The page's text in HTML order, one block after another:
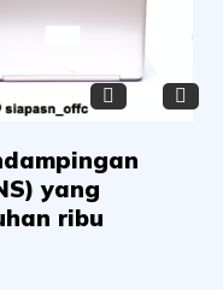
yang
ribu